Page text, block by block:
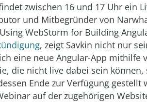
zwischen 16 und 17 Uhr ein
und Mitbegründer von
WebStorm for Building
, zeigt Savkin nicht nur
eine neue Angular-App mithilfe
die nicht live dabei sein
Ende zur Verfügung gestellt
auf der zugehörigen